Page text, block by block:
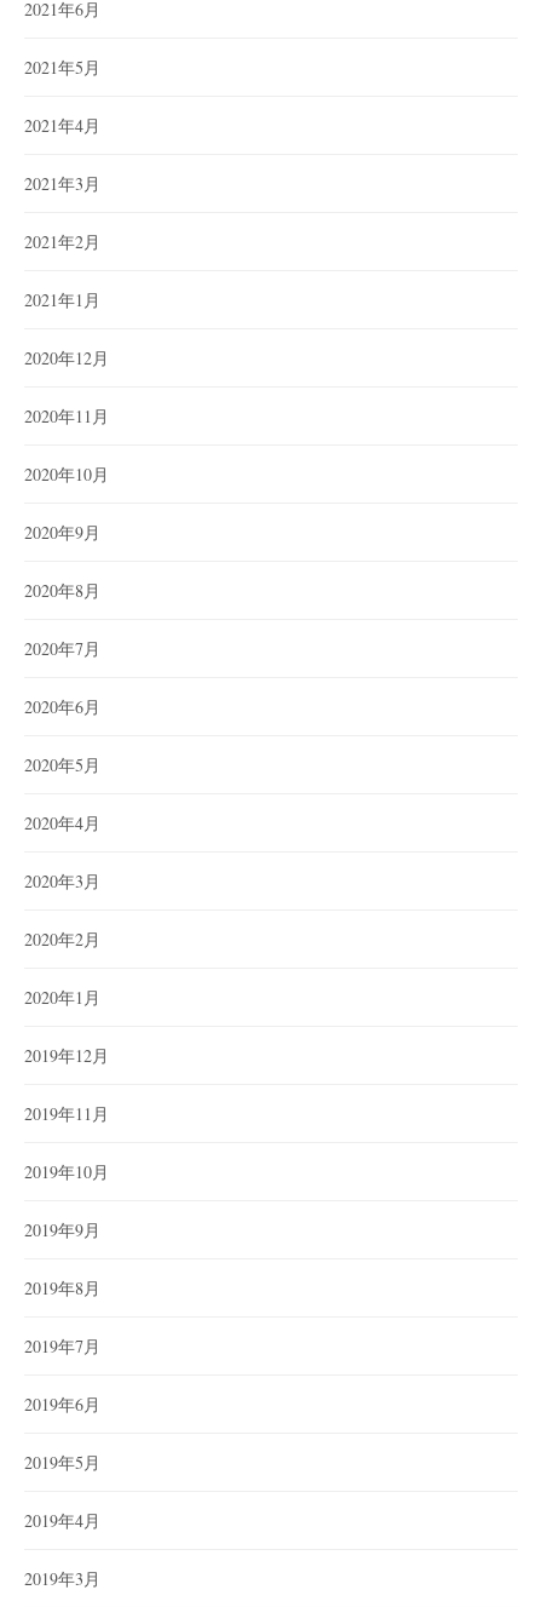
2021年6月
2021年5月
2021年4月
2021年3月
2021年2月
2021年1月
2020年12月
2020年11月
2020年10月
2020年9月
2020年8月
2020年7月
2020年6月
2020年5月
2020年4月
2020年3月
2020年2月
2020年1月
2019年12月
2019年11月
2019年10月
2019年9月
2019年8月
2019年7月
2019年6月
2019年5月
2019年4月
2019年3月